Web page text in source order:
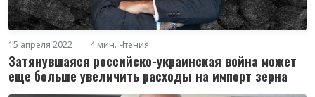
15 апреля 2022 4 мин. Чтения
Затянувшаяся российско-украинская война может
еще больше увеличить расходы на импорт зерна